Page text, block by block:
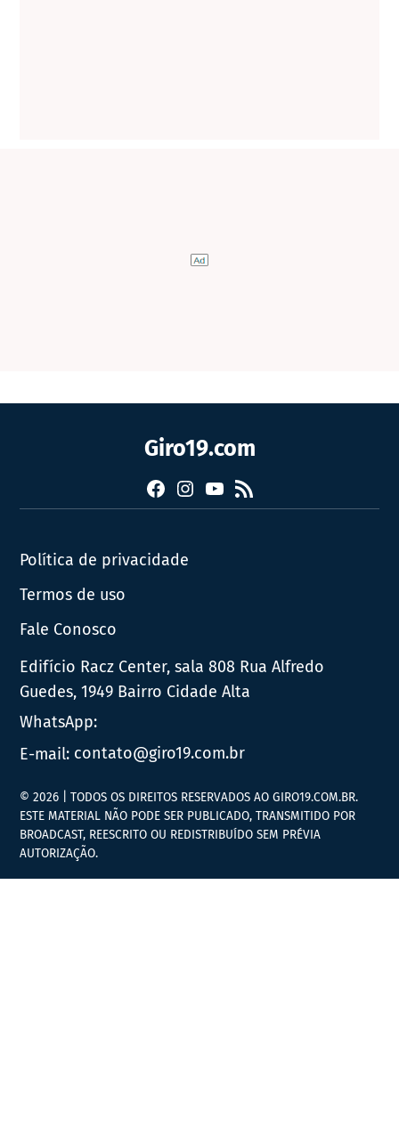
Giro19.com
FacebookInstagram
YouTube
RSS
Política de privacidade
Termos de uso
Fale Conosco
Edifício Racz Center, sala 808 Rua Alfredo
Guedes, 1949 Bairro Cidade Alta
WhatsApp:
E-mail: contato@giro19.com.br
© 2026 | TODOS OS DIREITOS RESERVADOS AO GIRO19.COM.BR.
ESTE MATERIAL NÃO PODE SER PUBLICADO, TRANSMITIDO POR
BROADCAST, REESCRITO OU REDISTRIBUÍDO SEM PRÉVIA
AUTORIZAÇÃO.